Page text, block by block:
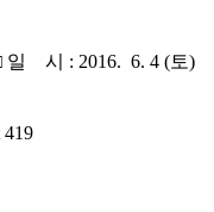
일 시 : 2016. 6. 4 (토)